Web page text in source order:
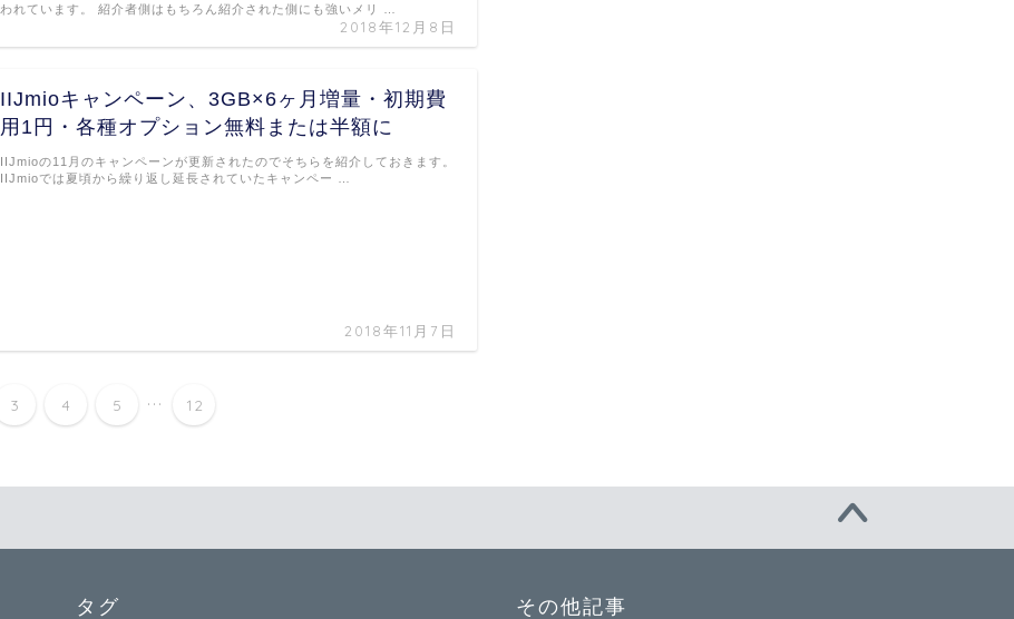
2018年12月8日
われています。 紹介者側はもちろん紹介された側にも強いメリ …
IIJmioキャンペーン、3GB×6ヶ月増量・初期費
用1円・各種オプション無料または半額に
2018年11月7日
IIJmioの11月のキャンペーンが更新されたのでそちらを紹介しておきます。
IIJmioでは夏頃から繰り返し延長されていたキャンペー …
3 4 5 ... 12
タグ その他記事